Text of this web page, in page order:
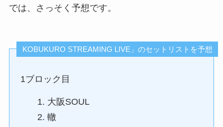
では、さっそく予想です。
KOBUKURO STREAMING LIVE」のセットリストを予想
1ブロック目
大阪SOUL
轍